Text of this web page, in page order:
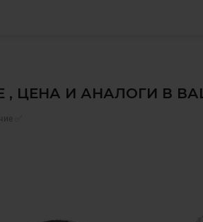
, ЦЕНА И АНАЛОГИ В
✅